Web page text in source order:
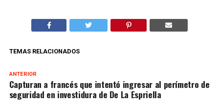
TEMAS RELACIONADOS
ANTERIOR
Capturan a francés que intentó ingresar al perímetro de
seguridad en investidura de De La Espriella